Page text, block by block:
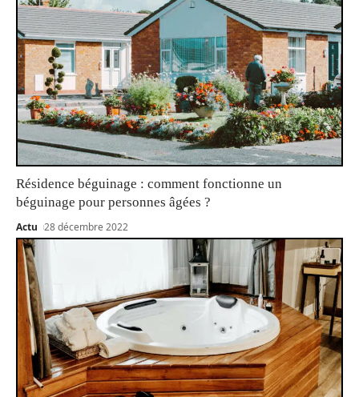
Résidence béguinage : comment fonctionne un
béguinage pour personnes âgées ?
Actu 28 décembre 2022